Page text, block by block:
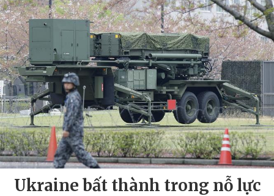
Ukraine bất thành trong nỗ lực